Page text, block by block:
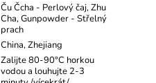
Ču Čcha - Perlový čaj, Zhu
Cha, Gunpowder - Střelný
prach
China, Zhejiang
Zalijte 80-90°C horkou
vodou a louhujte 2-3